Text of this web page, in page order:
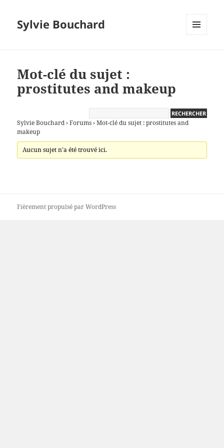
Sylvie Bouchard
Mot-clé du sujet :
prostitutes and makeup
Sylvie Bouchard › Forums › Mot-clé du sujet : prostitutes and
makeup
Aucun sujet n’a été trouvé ici.
Fièrement propulsé par WordPress